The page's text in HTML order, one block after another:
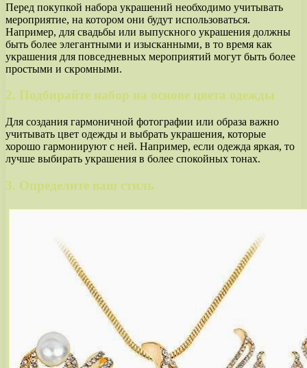
Перед покупкой набора украшений необходимо учитывать
мероприятие, на котором они будут использоваться.
Например, для свадьбы или выпускного украшения должны
быть более элегантными и изысканными, в то время как
украшения для повседневных мероприятий могут быть более
простыми и скромными.
2. Подбирайте набор на основе цвета одежды
Для создания гармоничной фотографии или образа важно
учитывать цвет одежды и выбрать украшения, которые
хорошо гармонируют с ней. Например, если одежда яркая, то
лучше выбирать украшения в более спокойных тонах.
3. Определите ваш стиль